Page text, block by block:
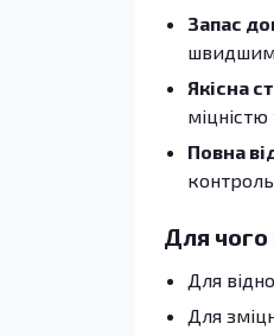
Запас
швидшим
Якісна
Повна
Для чого
Для
Для